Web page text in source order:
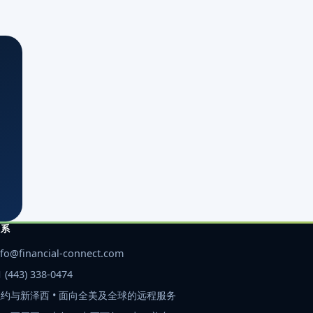
connect.com
(443) 338-0474
与新泽西 • 面向全美及全球的远程服务